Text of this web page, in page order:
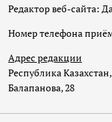
Редактор веб-сайта:
Номер телефона
Адрес редакции
Республика
Балапанова, 28